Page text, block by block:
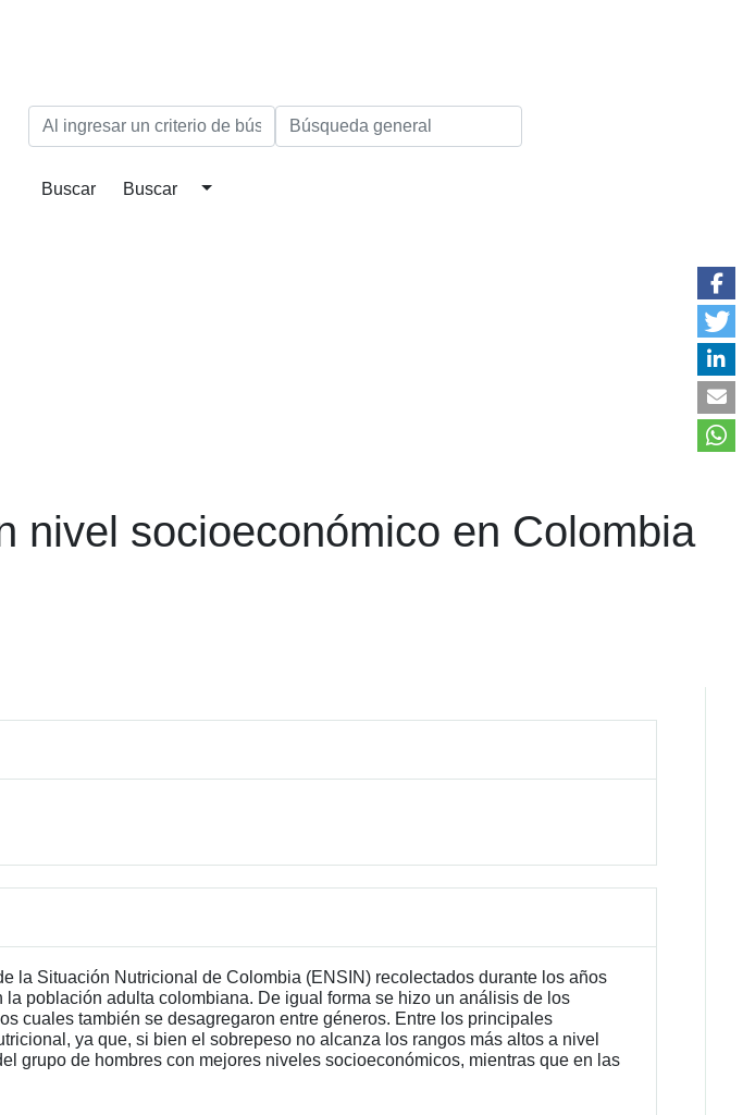
nivel socioeconómico en Colombia
la Situación Nutricional de Colombia (ENSIN) recolectados durante los años
población adulta colombiana. De igual forma se hizo un análisis de los
cuales también se desagregaron entre géneros. Entre los principales
ya que, si bien el sobrepeso no alcanza los rangos más altos a nivel
grupo de hombres con mejores niveles socioeconómicos, mientras que en las